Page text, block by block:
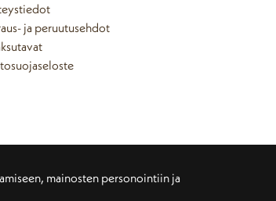
mainosten personointiin ja
ja peruutusehdot